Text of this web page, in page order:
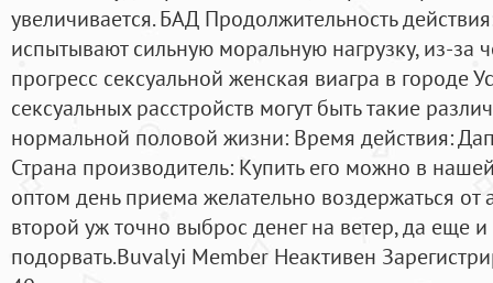
увеличивается. БАД Продолжительность
испытывают сильную моральную нагрузку, из-за
прогресс сексуальной женская виагра в городе
сексуальных расстройств могут быть такие
нормальной половой жизни: Время действия:
Страна производитель: Купить его можно в
оптом день приема желательно воздержаться от
второй уж точно выброс денег на ветер, да еще
подорвать.Buvalyi Member Неактивен